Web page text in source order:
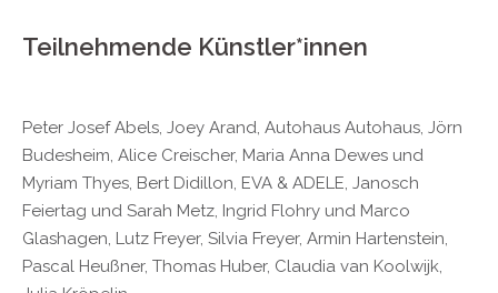
Teilnehmende Künstler*innen
Peter Josef Abels, Joey Arand, Autohaus Autohaus, Jörn
Budesheim, Alice Creischer, Maria Anna Dewes und
Myriam Thyes, Bert Didillon, EVA & ADELE, Janosch
Feiertag und Sarah Metz, Ingrid Flohry und Marco
Glashagen, Lutz Freyer, Silvia Freyer, Armin Hartenstein,
Pascal Heußner, Thomas Huber, Claudia van Koolwijk,